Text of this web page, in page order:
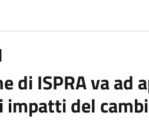
di ISPRA va
del